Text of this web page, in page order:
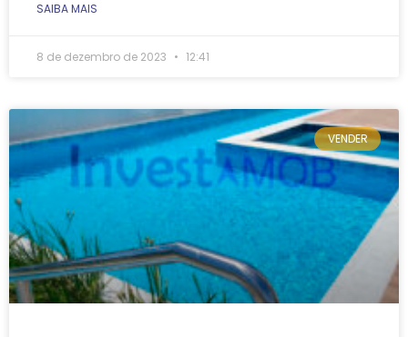
SAIBA MAIS
8 de dezembro de 2023 12:41
VENDER